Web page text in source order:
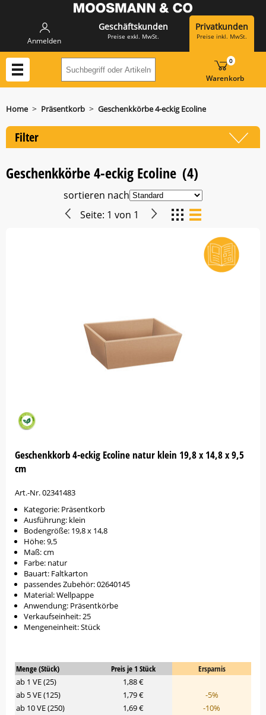
Anmelden
Geschäftskunden
Preise exkl. MwSt.
Privatkunden
Preise inkl. MwSt.
Suchbegriff oder Artikelnummer hier
Warenkorb
0
Home > Präsentkorb > Geschenkkörbe 4-eckig Ecoline
Filter
Geschenkkörbe 4-eckig Ecoline (4)
sortieren nach
Seite: 1 von 1
Geschenkkorb 4-eckig Ecoline natur klein 19,8 x 14,8 x 9,5
cm
Art.-Nr. 02341483
Kategorie: Präsentkorb
Ausführung: klein
Bodengröße: 19,8 x 14,8
Höhe: 9,5
Maß: cm
Farbe: natur
Bauart: Faltkarton
passendes Zubehör: 02640145
Material: Wellpappe
Anwendung: Präsentkörbe
Verkaufseinheit: 25
Mengeneinheit: Stück
Menge (Stück) Preis je 1 Stück
Ersparnis
ab 1 VE (25)
1,88 €
ab 5 VE (125)
1,79 €
-5%
ab 10 VE (250)
1,69 €
-10%